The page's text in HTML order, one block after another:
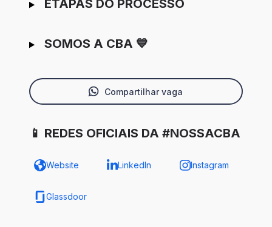
ETAPAS DO PROCESSO
SOMOS A CBA 💙
Compartilhar vaga
📱 REDES OFICIAIS DA #NOSSACBA
Website LinkedIn Instagram
Glassdoor